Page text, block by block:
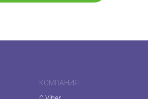
КОМПАНИЯ